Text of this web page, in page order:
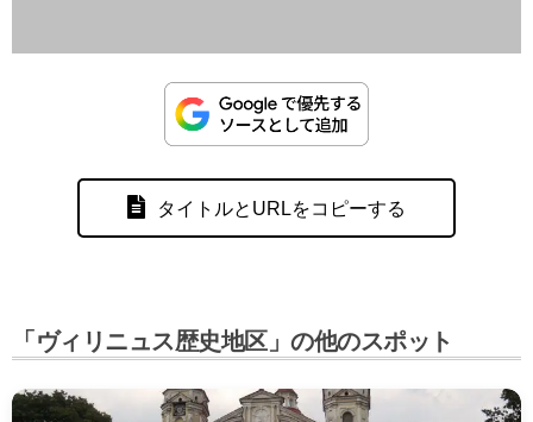
タイトルとURLをコピーする
「ヴィリニュス歴史地区」の他のスポット